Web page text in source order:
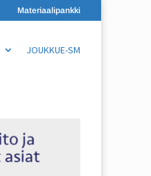
Materiaalipankki
JOUKKUE-SM